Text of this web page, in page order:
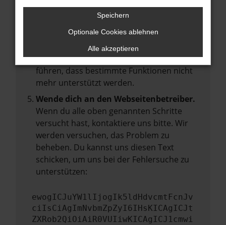
Stelle sicher, dass dein Browser und dein
Betriebssystem auf dem neuesten Stand
Veraltete Software birgt nicht nur ein
Sicherheitsrisiko, sondern kann auch dazu
führen, dass bestimmte Funktionen nicht
mehr unterstützt werden.
Wende dich an den Webseitenbetreiber.
Wenn du alle oben genannten Schritte
versucht hast, kontaktiere uns bitte. Wir
werden versuchen, das Problem zu
beheben. Du kannst uns diesen Text
schicken, um uns bei der Fehlersuche zu
unterstützen:
ewogICJuYW1lIjogIk5ldHdvcmtFcnJv
ciIsCiAgImNvbmZpZyI6IHsKICAgICJt
ZXRob2QiOiAiR0VUIiwKICAgICJ1cmwi
Speichern
Optionale Cookies ablehnen
Alle akzeptieren